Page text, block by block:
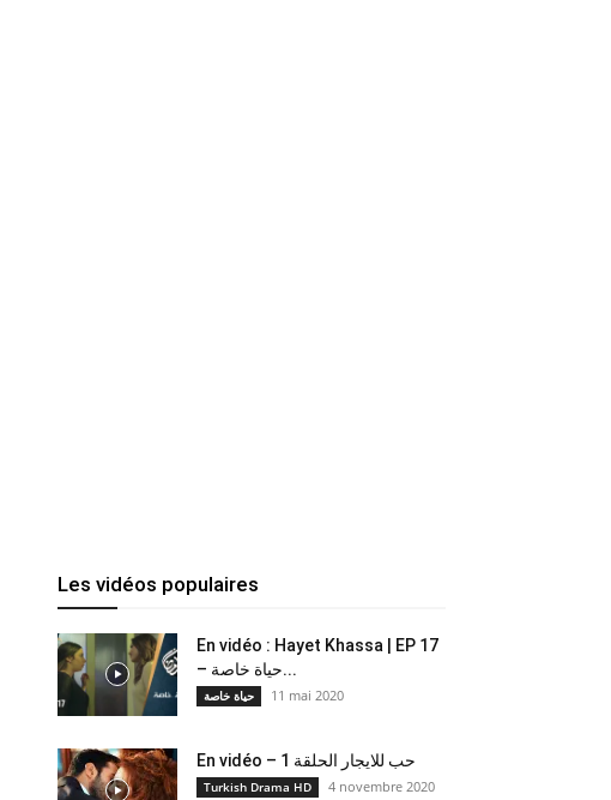
Les vidéos populaires
En vidéo : Hayet Khassa | EP 17
– حياة خاصة...
حياة خاصة 11 mai 2020
En vidéo – حب للايجار الحلقة 1
Turkish Drama HD 4 novembre 2020